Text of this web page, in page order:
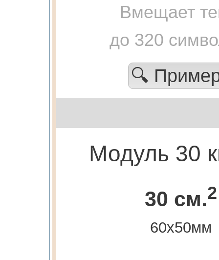
Вмещает
до 320
🔍
Модуль 30
30 см.2
60х50мм